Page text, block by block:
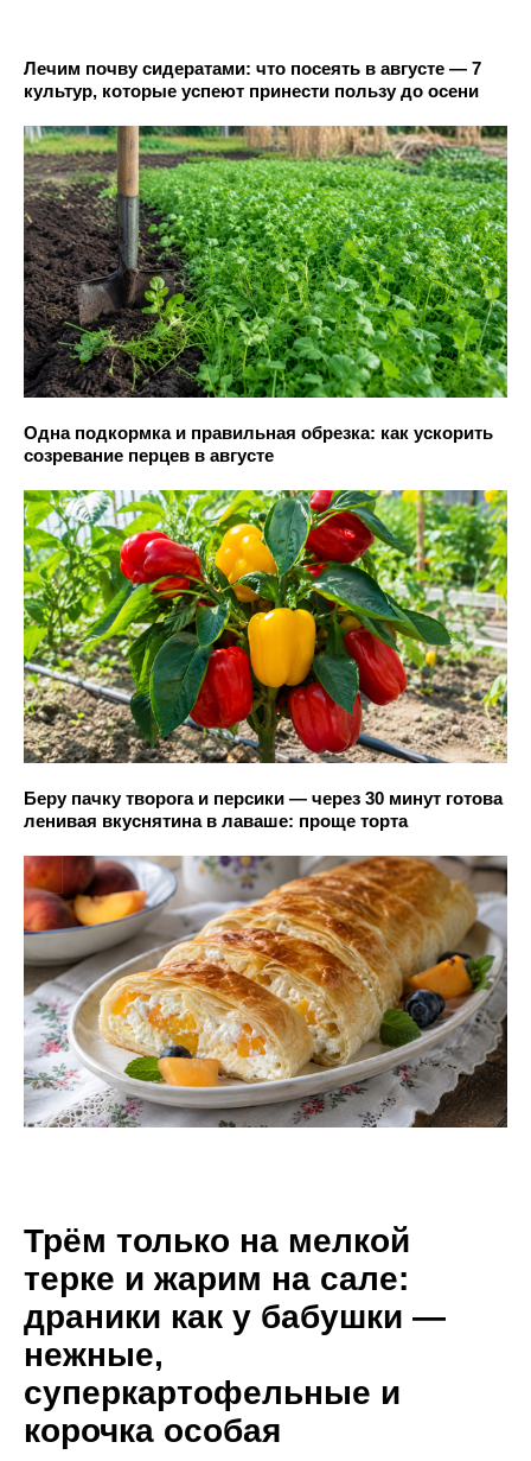
Лечим почву сидератами: что посеять в августе — 7
культур, которые успеют принести пользу до осени
Одна подкормка и правильная обрезка: как ускорить
созревание перцев в августе
Беру пачку творога и персики — через 30 минут готова
ленивая вкуснятина в лаваше: проще торта
Трём только на мелкой
терке и жарим на сале:
драники как у бабушки —
нежные,
суперкартофельные и
корочка особая